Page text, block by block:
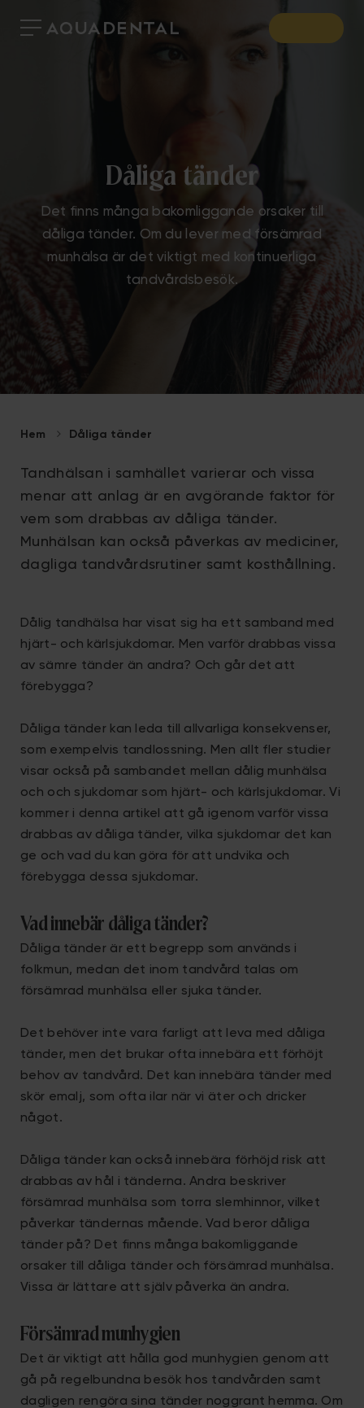
Dåliga tänder
Det finns många bakomliggande orsaker till
dåliga tänder. Om du lever med försämrad
munhälsa är det viktigt med kontinuerliga
tandvårdsbesök.
Hem Dåliga tänder
Tandhälsan i samhället varierar och vissa
menar att anlag är en avgörande faktor för
vem som drabbas av dåliga tänder.
Munhälsan kan också påverkas av mediciner,
dagliga tandvårdsrutiner samt kosthållning.
Dålig tandhälsa har visat sig ha ett samband med
hjärt- och kärlsjukdomar. Men varför drabbas vissa
av sämre tänder än andra? Och går det att
förebygga?
Dåliga tänder kan leda till allvarliga konsekvenser,
som exempelvis tandlossning. Men allt fler studier
visar också på sambandet mellan dålig munhälsa
och och sjukdomar som hjärt- och kärlsjukdomar. Vi
kommer i denna artikel att gå igenom varför vissa
drabbas av dåliga tänder, vilka sjukdomar det kan
ge och vad du kan göra för att undvika och
förebygga dessa sjukdomar.
Vad innebär dåliga tänder?
Dåliga tänder är ett begrepp som används i
folkmun, medan det inom tandvård talas om
försämrad munhälsa eller sjuka tänder.
Det behöver inte vara farligt att leva med dåliga
tänder, men det brukar ofta innebära ett förhöjt
behov av tandvård. Det kan innebära tänder med
skör emalj, som ofta ilar när vi äter och dricker
något.
Dåliga tänder kan också innebära förhöjd risk att
drabbas av hål i tänderna. Andra beskriver
försämrad munhälsa som torra slemhinnor, vilket
påverkar tändernas mående. Vad beror dåliga
tänder på? Det finns många bakomliggande
orsaker till dåliga tänder och försämrad munhälsa.
Vissa är lättare att själv påverka än andra.
Försämrad munhygien
Det är viktigt att hålla god munhygien genom att
gå på regelbundna besök hos tandvården samt
dagligen rengöra sina tänder noggrant hemma. Om